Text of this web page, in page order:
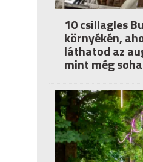
10 csillagles
környékén,
láthatod az
mint még soha